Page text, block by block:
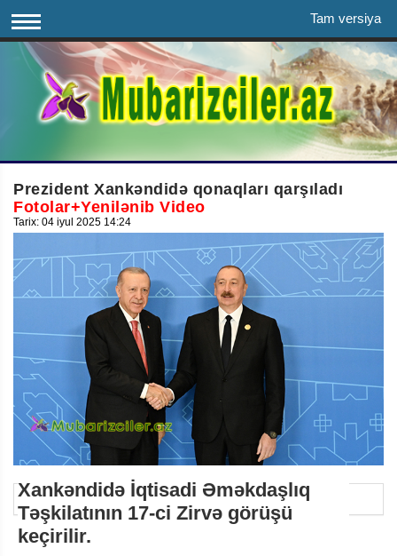
Tam versiya
Prezident Xankəndidə qonaqları qarşıladı
Fotolar+Yenilənib Video
Tarix: 04 iyul 2025 14:24
Xankəndidə İqtisadi Əməkdaşlıq
Təşkilatının 17-ci Zirvə görüşü
keçirilir.